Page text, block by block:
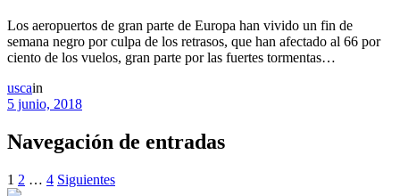
Los aeropuertos de gran parte de Europa han vivido un fin de
semana negro por culpa de los retrasos, que han afectado al 66 por
ciento de los vuelos, gran parte por las fuertes tormentas…
uscain
5 junio, 2018
Navegación de entradas
1 2 … 4 Siguientes